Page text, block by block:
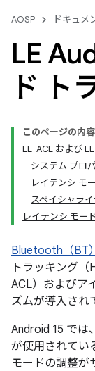
AOSP ドキュメ
LE
ド ト
このページの内容
LE-ACL および
システム プロ
レイテンシ モ
スペイシャラ
レイテンシ モー
Bluetooth（BT
トラッキング
ACL）およびア
ズムが導入され
Android 15 では
が使用されてい
モードの調整が